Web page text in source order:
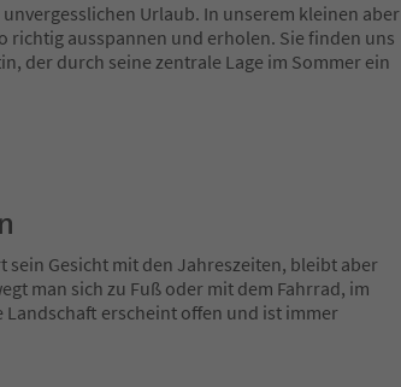
Urlaub. In unserem kleinen aber
richtig ausspannen und erholen. Sie finden uns
der durch seine zentrale Lage im Sommer ein
Gesicht mit den Jahreszeiten, bleibt aber
man sich zu Fuß oder mit dem Fahrrad, im
erscheint offen und ist immer